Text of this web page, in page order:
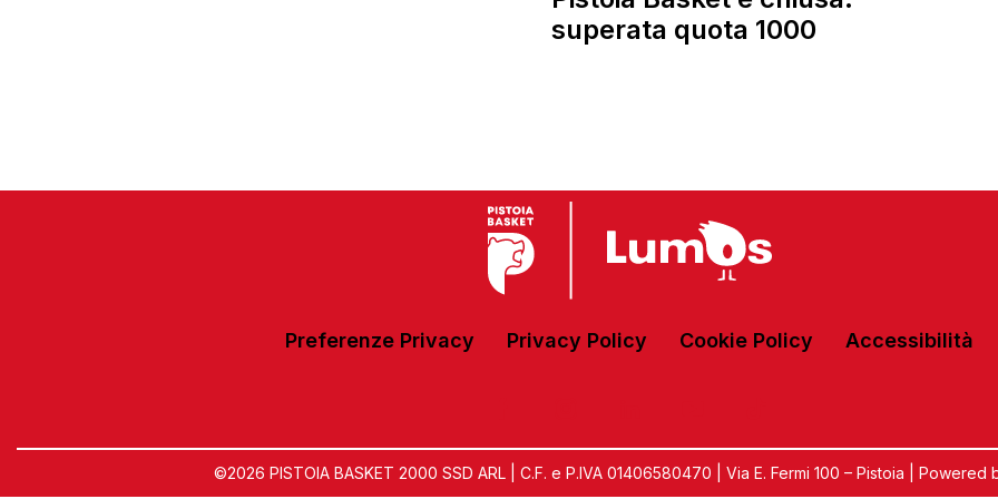
superata quota 1000
Preferenze Privacy Privacy Policy Cookie Policy Accessibilità
©2026 PISTOIA BASKET 2000 SSD ARL | C.F. e P.IVA 01406580470 | Via E. Fermi 100 – Pistoia | Powered